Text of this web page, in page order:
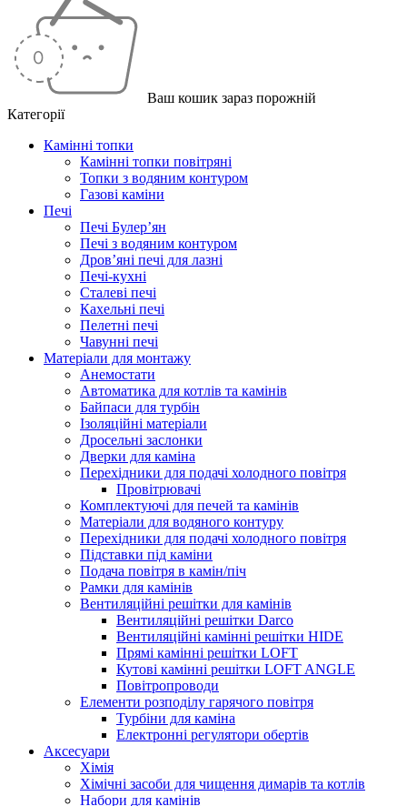
Ваш кошик зараз порожній
Категорії
Камінні топки
Камінні топки повітряні
Топки з водяним контуром
Газові каміни
Печі
Печі Булер’ян
Печі з водяним контуром
Дров’яні печі для лазні
Печі-кухні
Сталеві печі
Кахельні печі
Пелетні печі
Чавунні печі
Матеріали для монтажу
Анемостати
Автоматика для котлів та камінів
Байпаси для турбін
Ізоляційні матеріали
Дросельні заслонки
Дверки для каміна
Перехідники для подачі холодного повітря
Провітрювачі
Комплектуючі для печей та камінів
Матеріали для водяного контуру
Перехідники для подачі холодного повітря
Підставки під каміни
Подача повітря в камін/піч
Рамки для камінів
Вентиляційні решітки для камінів
Вентиляційні решітки Darco
Вентиляційні камінні решітки HIDE
Прямі камінні решітки LOFT
Кутові камінні решітки LOFT ANGLE
Повітропроводи
Елементи розподілу гарячого повітря
Турбіни для каміна
Електронні регулятори обертів
Аксесуари
Хімія
Хімічні засоби для чищення димарів та котлів
Набори для камінів